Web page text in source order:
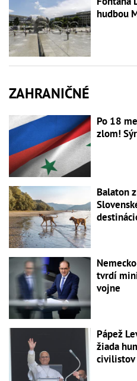
hudbou
ZAHRANIČNÉ
Po 18
zlom!
Balaton
tvrdí
vojne
Pápež
žiada
civilistov